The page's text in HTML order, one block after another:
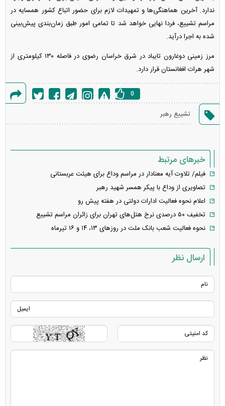
ندارد. آخرین هماهنگی‌ها و تمهیدات لازم برای حضور اتباع کشور همسایه در
مراسم تشییع، فردا نهایی خواهد شد تا تمامی امور طبق زمان‌بندی پیش‌بینی
شده به اجرا درآید.
مرز زمینی دوغارون تایباد در شرق خراسان رضوی در فاصله ۱۳۰ کیلومتری از
شهر هرات افغانستان قرار دارد.
خطا
0
تشییع رهبر
خبرهای مرتبط
فیلم/ تلاوت آیه معنادار در مراسم وداع برای هیئت عربستانی
تصاویری از وداع با پیکر همسر شهید رهبر
اعلام نحوه فعالیت ادارات دولتی در هفته پیش رو
تخفیف ۵۰ درصدی نرخ هتل‌های تهران برای زائران مراسم تشییع
نحوه فعالیت شعب بانک ملت در روز‌های ۱۳، ۱۴ و ۱۶ تیرماه
ارسال نظر